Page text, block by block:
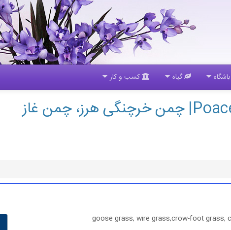
باشگاه گیاه کسب و کار
goose grass, wire grass,crow-foot grass,